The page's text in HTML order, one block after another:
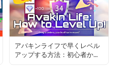
アバキンライフで早くレベル
アップする方法：初心者から